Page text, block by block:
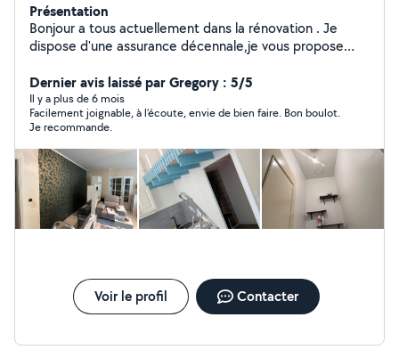
Présentation
Bonjour a tous actuellement dans la rénovation . Je
dispose d'une assurance décennale,je vous propose
à votre écoute. A bientôt
Dernier avis laissé par Gregory : 5/5
Il y a plus de 6 mois
Facilement joignable, à l’écoute, envie de bien faire. Bon boulot.
Je recommande.
Voir le profil Contacter